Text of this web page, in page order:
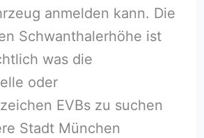
anmelden kann. Die
Schwanthalerhöhe ist
was die
oder
EVBs zu suchen
Stadt München